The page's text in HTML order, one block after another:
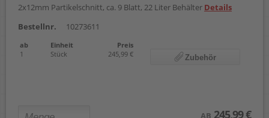
2x12mm Partikelschnitt, ca. 9 Blatt, 22 Liter Behälter Details
Bestellnr.
10273611
ab Einheit
Preis
1
Stück 245,99 € Zubehör
AB 245,99 €